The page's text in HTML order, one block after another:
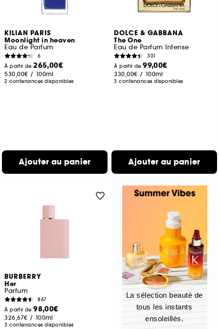
KILIAN PARIS
Moonlight in heaven
Eau de Parfum
6
À partir de265,00€
530,00€ / 100ml
2 contenances disponibles
Ajouter au panier
DOLCE & GABBANA
The One
Eau de Parfum Intense
301
À partir de99,00€
330,00€ / 100ml
3 contenances disponibles
Ajouter au panier
BURBERRY
Her
Parfum
867
À partir de98,00€
326,67€ / 100ml
3 contenances disponibles
La sélection beauté de
tous les instants
ensoleillés.